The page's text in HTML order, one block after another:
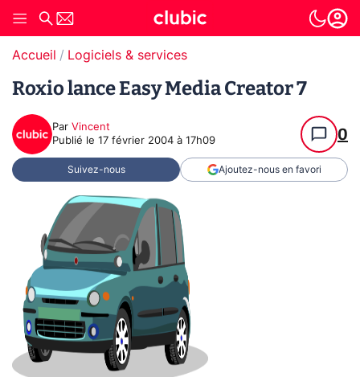
Accueil Logiciels & services
Roxio lance Easy Media Creator 7
Par Vincent
Publié le 17 février 2004 à 17h09 0
Suivez-nous Ajoutez-nous en favori